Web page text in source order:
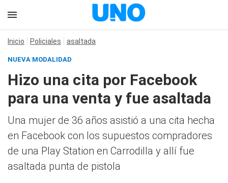
Inicio Policiales asaltada
NUEVA MODALIDAD
Hizo una cita por Facebook
para una venta y fue asaltada
Una mujer de 36 años asistió a una cita hecha
en Facebook con los supuestos compradores
de una Play Station en Carrodilla y allí fue
asaltada punta de pistola